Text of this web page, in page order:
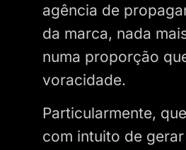
agência de
da marca, nada
numa proporção
voracidade.
Particularmente,
com intuito de